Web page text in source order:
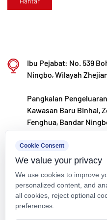
berterusan, dengan
polimer.
Ibu Pejabat: No. 539
Ningbo, Wilayah
Pangkalan
Kawasan Baru Binhai,
Fenghua, Bandar
kxpv@kxpv.com
+86-18067123177
Cookie Consent
We value your privacy
We use cookies to improve
personalized content, and
all cookies, reject optional
preferences.